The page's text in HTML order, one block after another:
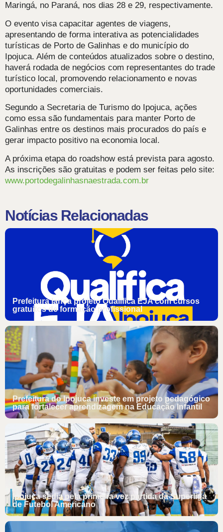
Maringá, no Paraná, nos dias 28 e 29, respectivamente.
O evento visa capacitar agentes de viagens,
apresentando de forma interativa as potencialidades
turísticas de Porto de Galinhas e do município do
Ipojuca. Além de conteúdos atualizados sobre o destino,
haverá rodada de negócios com representantes do trade
turístico local, promovendo relacionamento e novas
oportunidades comerciais.
Segundo a Secretaria de Turismo do Ipojuca, ações
como essa são fundamentais para manter Porto de
Galinhas entre os destinos mais procurados do país e
gerar impacto positivo na economia local.
A próxima etapa do roadshow está prevista para agosto.
As inscrições são gratuitas e podem ser feitas pelo site:
www.portodegalinhasnaestrada.com.br
Notícias Relacionadas
Prefeitura lança projeto Qualifica EJA com cursos
gratuitos de formação profissional
Prefeitura do Ipojuca investe em projeto pedagógico
para fortalecer aprendizagem na Educação Infantil
Ipojuca sedia pela primeira vez partida da Superliga
de Futebol Americano